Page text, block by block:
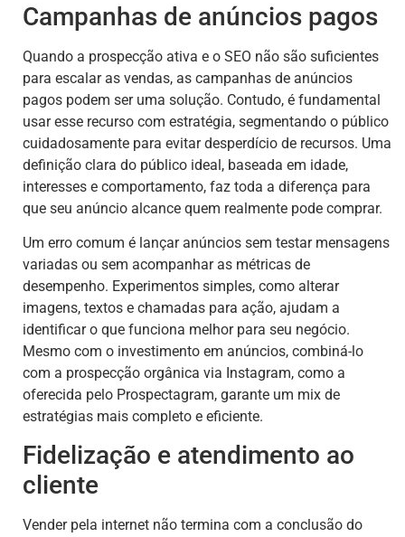
Campanhas de anúncios pagos
Quando a prospecção ativa e o SEO não são suficientes
para escalar as vendas, as campanhas de anúncios
pagos podem ser uma solução. Contudo, é fundamental
usar esse recurso com estratégia, segmentando o público
cuidadosamente para evitar desperdício de recursos. Uma
definição clara do público ideal, baseada em idade,
interesses e comportamento, faz toda a diferença para
que seu anúncio alcance quem realmente pode comprar.
Um erro comum é lançar anúncios sem testar mensagens
variadas ou sem acompanhar as métricas de
desempenho. Experimentos simples, como alterar
imagens, textos e chamadas para ação, ajudam a
identificar o que funciona melhor para seu negócio.
Mesmo com o investimento em anúncios, combiná-lo
com a prospecção orgânica via Instagram, como a
oferecida pelo Prospectagram, garante um mix de
estratégias mais completo e eficiente.
Fidelização e atendimento ao
cliente
Vender pela internet não termina com a conclusão do